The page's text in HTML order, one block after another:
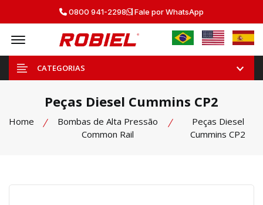
0800 941-2298 Fale por WhatsApp
Offcanvas Menu Open
CATEGORIAS
Peças Diesel Cummins CP2
Home
Bombas de Alta Pressão
Common Rail
Peças Diesel
Cummins CP2